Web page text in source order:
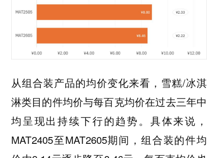
从组合装产品的均价变化来看，雪糕/冰淇
淋类目的件均价与每百克均价在过去三年中
均呈现出持续下行的趋势。具体来说，
MAT2405至MAT2605期间，组合装的件均